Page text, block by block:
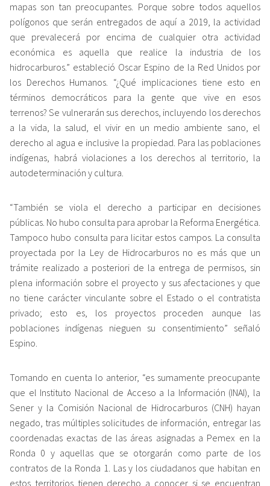
mapas son tan preocupantes. Porque sobre todos aquellos
polígonos que serán entregados de aquí a 2019, la actividad
que prevalecerá por encima de cualquier otra actividad
económica es aquella que realice la industria de los
hidrocarburos.” estableció Oscar Espino de la Red Unidos por
los Derechos Humanos. “¿Qué implicaciones tiene esto en
términos democráticos para la gente que vive en esos
terrenos? Se vulnerarán sus derechos, incluyendo los derechos
a la vida, la salud, el vivir en un medio ambiente sano, el
derecho al agua e inclusive la propiedad. Para las poblaciones
indígenas, habrá violaciones a los derechos al territorio, la
autodeterminación y cultura.
“También se viola el derecho a participar en decisiones
públicas. No hubo consulta para aprobar la Reforma Energética.
Tampoco hubo consulta para licitar estos campos. La consulta
proyectada por la Ley de Hidrocarburos no es más que un
trámite realizado a posteriori de la entrega de permisos, sin
plena información sobre el proyecto y sus afectaciones y que
no tiene carácter vinculante sobre el Estado o el contratista
privado; esto es, los proyectos proceden aunque las
poblaciones indígenas nieguen su consentimiento” señaló
Espino.
Tomando en cuenta lo anterior, “es sumamente preocupante
que el Instituto Nacional de Acceso a la Información (INAI), la
Sener y la Comisión Nacional de Hidrocarburos (CNH) hayan
negado, tras múltiples solicitudes de información, entregar las
coordenadas exactas de las áreas asignadas a Pemex en la
Ronda 0 y aquellas que se otorgarán como parte de los
contratos de la Ronda 1. Las y los ciudadanos que habitan en
estos territorios tienen derecho a conocer si se encuentran